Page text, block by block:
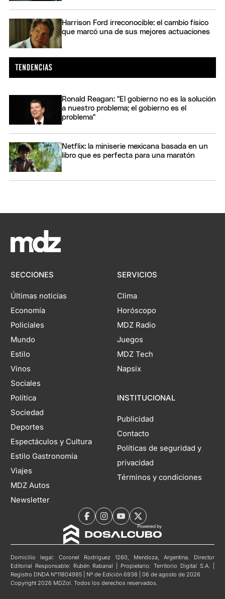
Harrison Ford irreconocible: el cambio físico
que marcó una de sus mejores actuaciones
Ronald Reagan: "El gobierno no es la solución
a nuestro problema; el gobierno es el
problema"
Netflix: la miniserie mexicana basada en un
libro que es perfecta para una maratón
SECCIONES
Últimas noticias
Economía
Policiales
Mundo
Estilo
Vinos
Sociales
Política
Sociedad
Deportes
Espectáculos y Cultura
Estilo Gastronomía
Viajes
MDZ Autos
Newsletter
SERVICIOS
Clima
Horóscopo
MDZ Radio
Juegos
MDZ Tech
Napsix
INSTITUCIONAL
Publicidad
Contacto
Políticas de seguridad y
privacidad
Términos y condiciones
Domicilio legal: Coronel Rodríguez 1260, Mendoza, Argentina. Director
Editorial Responsable: Rubén Rabanal | Propietario: Territorio Digital S.A. |
Registro DNDA N°11804985 | Nº de Edición 6938 | 06 de agosto de 2026
Copyright 2026 MDZol. Todos los derechos reservados.